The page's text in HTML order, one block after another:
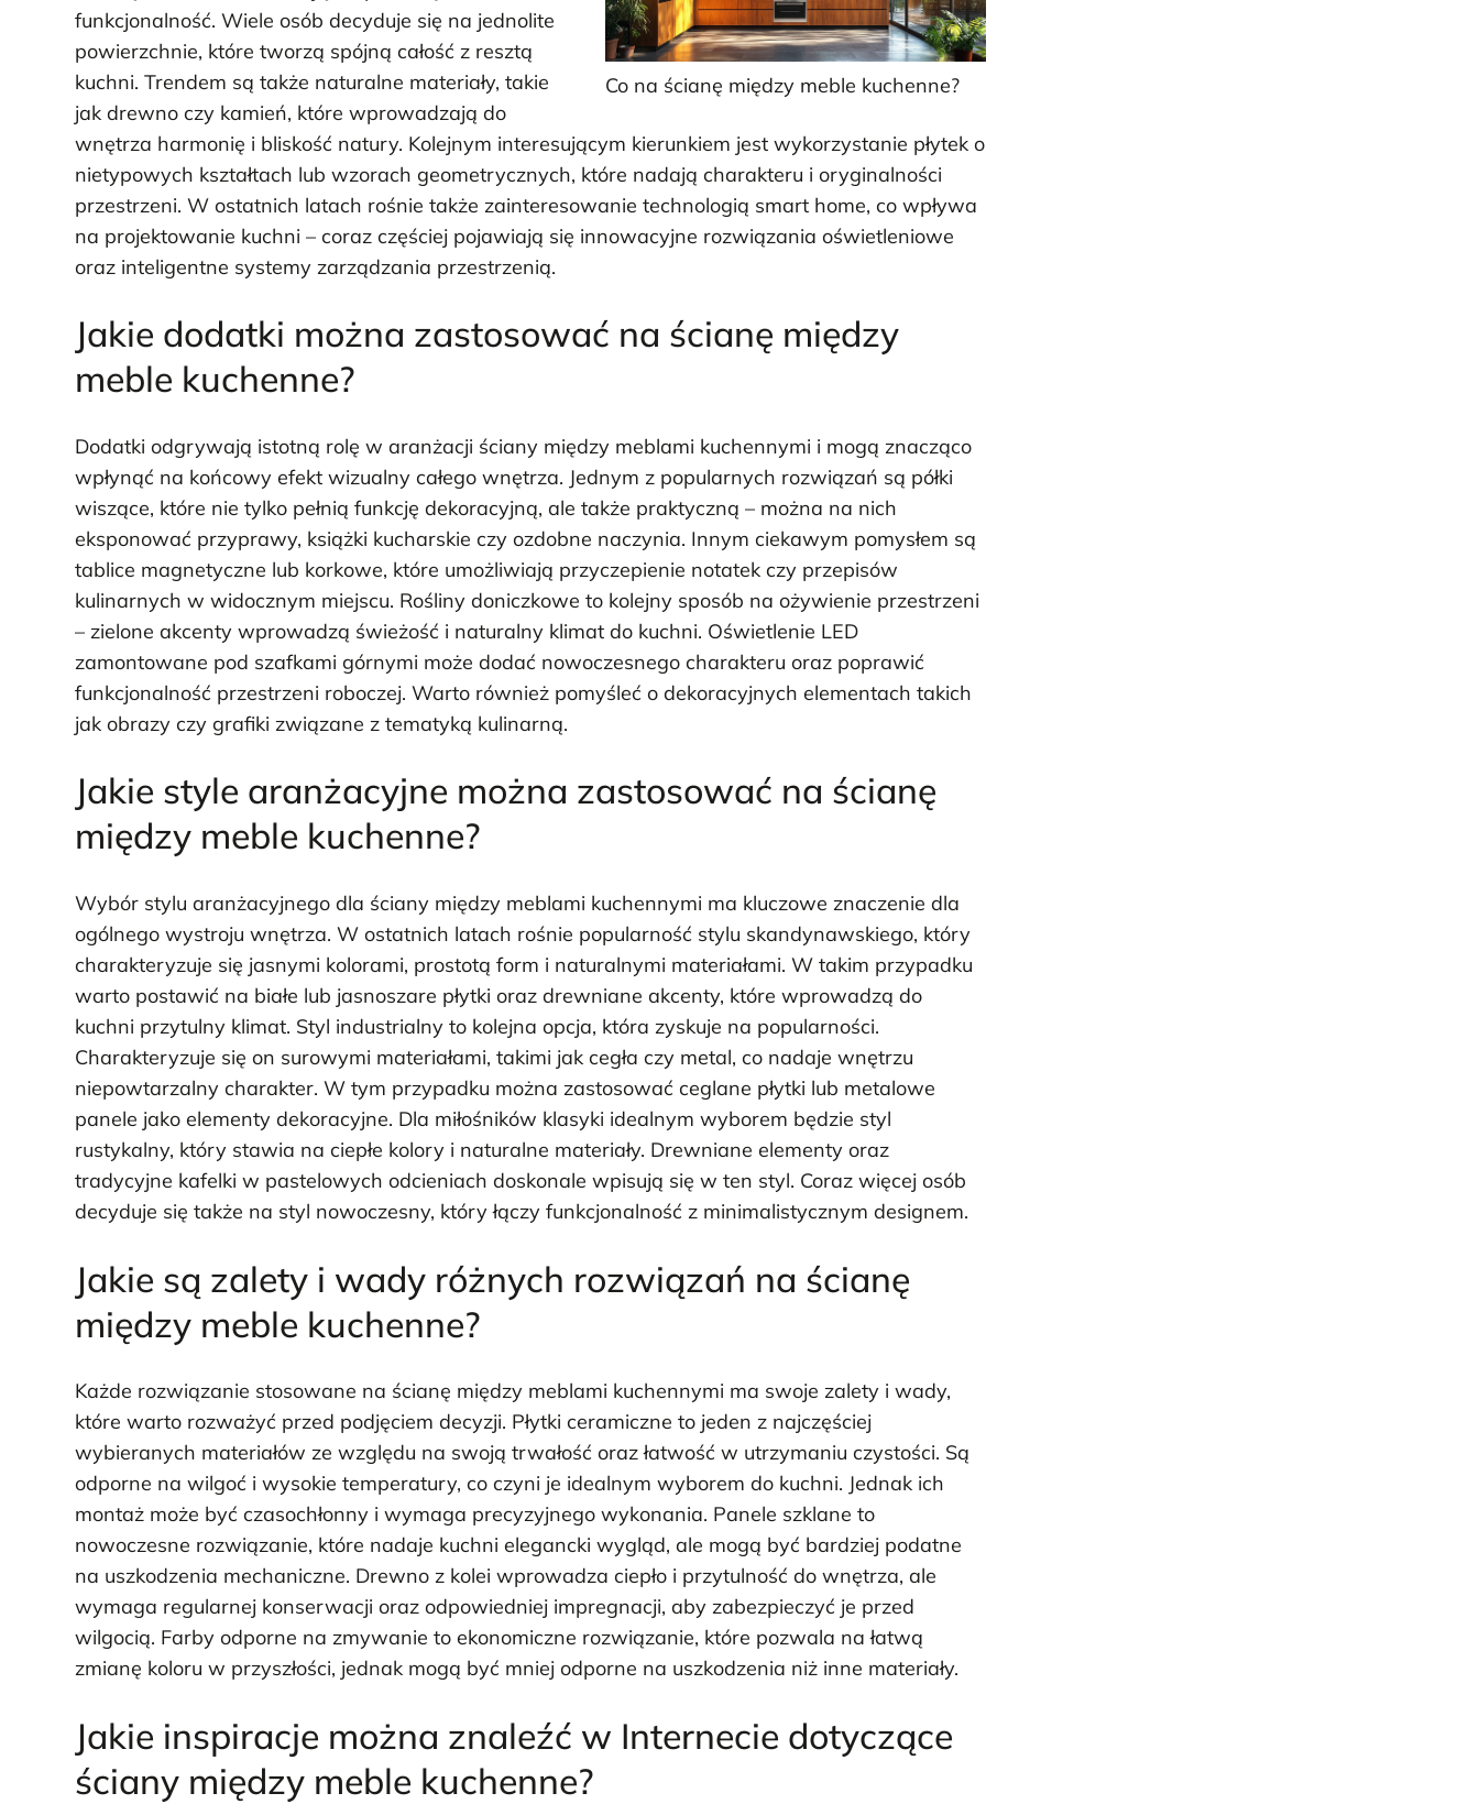
Co na ścianę między meble kuchenne?
funkcjonalność. Wiele osób decyduje się na jednolite
powierzchnie, które tworzą spójną całość z resztą
kuchni. Trendem są także naturalne materiały, takie
jak drewno czy kamień, które wprowadzają do
wnętrza harmonię i bliskość natury. Kolejnym interesującym kierunkiem jest wykorzystanie płytek o
nietypowych kształtach lub wzorach geometrycznych, które nadają charakteru i oryginalności
przestrzeni. W ostatnich latach rośnie także zainteresowanie technologią smart home, co wpływa
na projektowanie kuchni – coraz częściej pojawiają się innowacyjne rozwiązania oświetleniowe
oraz inteligentne systemy zarządzania przestrzenią.
Jakie dodatki można zastosować na ścianę między
meble kuchenne?
Dodatki odgrywają istotną rolę w aranżacji ściany między meblami kuchennymi i mogą znacząco
wpłynąć na końcowy efekt wizualny całego wnętrza. Jednym z popularnych rozwiązań są półki
wiszące, które nie tylko pełnią funkcję dekoracyjną, ale także praktyczną – można na nich
eksponować przyprawy, książki kucharskie czy ozdobne naczynia. Innym ciekawym pomysłem są
tablice magnetyczne lub korkowe, które umożliwiają przyczepienie notatek czy przepisów
kulinarnych w widocznym miejscu. Rośliny doniczkowe to kolejny sposób na ożywienie przestrzeni
– zielone akcenty wprowadzą świeżość i naturalny klimat do kuchni. Oświetlenie LED
zamontowane pod szafkami górnymi może dodać nowoczesnego charakteru oraz poprawić
funkcjonalność przestrzeni roboczej. Warto również pomyśleć o dekoracyjnych elementach takich
jak obrazy czy grafiki związane z tematyką kulinarną.
Jakie style aranżacyjne można zastosować na ścianę
między meble kuchenne?
Wybór stylu aranżacyjnego dla ściany między meblami kuchennymi ma kluczowe znaczenie dla
ogólnego wystroju wnętrza. W ostatnich latach rośnie popularność stylu skandynawskiego, który
charakteryzuje się jasnymi kolorami, prostotą form i naturalnymi materiałami. W takim przypadku
warto postawić na białe lub jasnoszare płytki oraz drewniane akcenty, które wprowadzą do
kuchni przytulny klimat. Styl industrialny to kolejna opcja, która zyskuje na popularności.
Charakteryzuje się on surowymi materiałami, takimi jak cegła czy metal, co nadaje wnętrzu
niepowtarzalny charakter. W tym przypadku można zastosować ceglane płytki lub metalowe
panele jako elementy dekoracyjne. Dla miłośników klasyki idealnym wyborem będzie styl
rustykalny, który stawia na ciepłe kolory i naturalne materiały. Drewniane elementy oraz
tradycyjne kafelki w pastelowych odcieniach doskonale wpisują się w ten styl. Coraz więcej osób
decyduje się także na styl nowoczesny, który łączy funkcjonalność z minimalistycznym designem.
Jakie są zalety i wady różnych rozwiązań na ścianę
między meble kuchenne?
Każde rozwiązanie stosowane na ścianę między meblami kuchennymi ma swoje zalety i wady,
które warto rozważyć przed podjęciem decyzji. Płytki ceramiczne to jeden z najczęściej
wybieranych materiałów ze względu na swoją trwałość oraz łatwość w utrzymaniu czystości. Są
odporne na wilgoć i wysokie temperatury, co czyni je idealnym wyborem do kuchni. Jednak ich
montaż może być czasochłonny i wymaga precyzyjnego wykonania. Panele szklane to
nowoczesne rozwiązanie, które nadaje kuchni elegancki wygląd, ale mogą być bardziej podatne
na uszkodzenia mechaniczne. Drewno z kolei wprowadza ciepło i przytulność do wnętrza, ale
wymaga regularnej konserwacji oraz odpowiedniej impregnacji, aby zabezpieczyć je przed
wilgocią. Farby odporne na zmywanie to ekonomiczne rozwiązanie, które pozwala na łatwą
zmianę koloru w przyszłości, jednak mogą być mniej odporne na uszkodzenia niż inne materiały.
Jakie inspiracje można znaleźć w Internecie dotyczące
ściany między meble kuchenne?